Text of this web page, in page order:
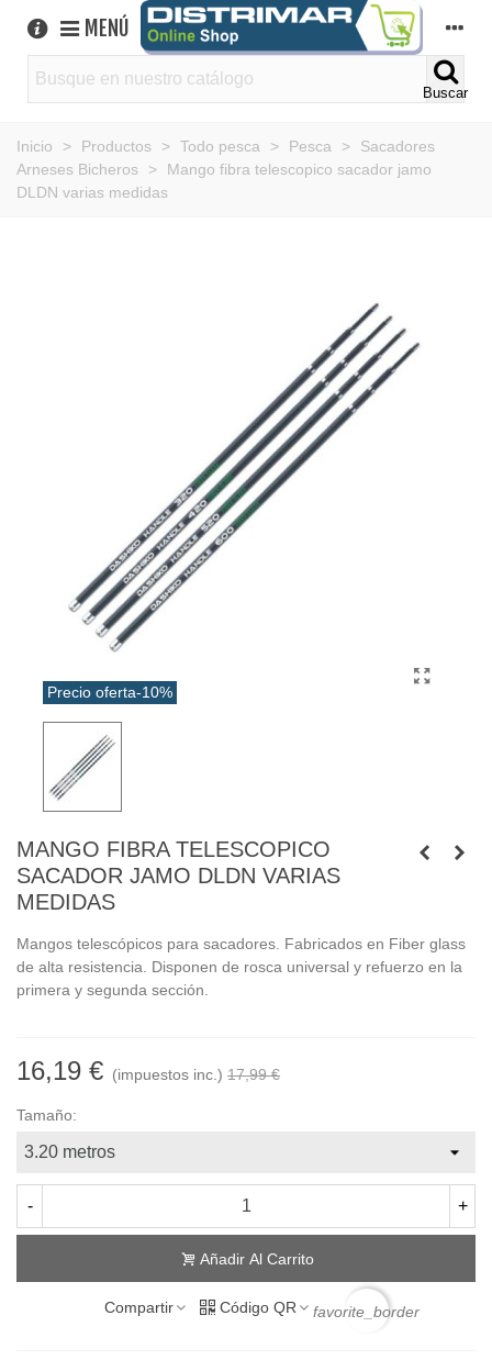
MENÚ
Buscar
Inicio > Productos > Todo pesca > Pesca >
Sacadores
Arneses Bicheros
>
Mango fibra telescopico sacador jamo
DLDN varias medidas
Precio oferta-10%
MANGO FIBRA TELESCOPICO
SACADOR JAMO DLDN VARIAS
MEDIDAS
Mangos telescópicos para sacadores. Fabricados en Fiber glass
de alta resistencia. Disponen de rosca universal y refuerzo en la
primera y segunda sección.
16,19 € (impuestos inc.) 17,99 €
Tamaño:
- +
Añadir Al Carrito
Compartir Código QR favorite_border